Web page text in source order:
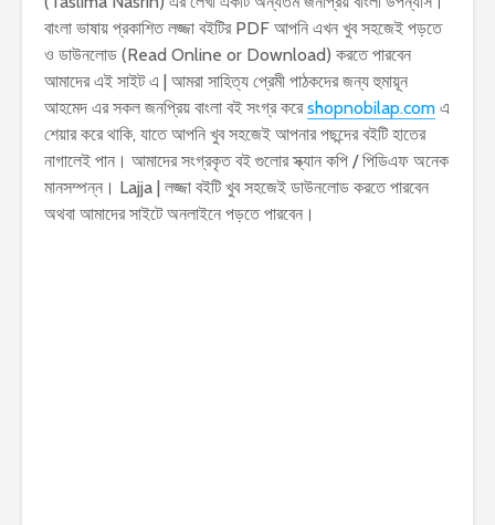
বাংলা ভাষায় প্রকাশিত লজ্জা বইটির PDF আপনি এখন খুব সহজেই পড়তে
ও ডাউনলোড (Read Online or Download) করতে পারবেন
আমাদের এই সাইট এ | আমরা সাহিত্য প্রেমী পাঠকদের জন্য হুমায়ূন
আহমেদ এর সকল জনপ্রিয় বাংলা বই সংগ্র করেshopnobilap.com এ
শেয়ার করে থাকি, যাতে আপনি খুব সহজেই আপনার পছন্দের বইটি হাতের
নাগালেই পান। আমাদের সংগ্রকৃত বই গুলোর স্ক্যান কপি / পিডিএফ অনেক
মানসম্পন্ন। Lajja | লজ্জা বইটি খুব সহজেই ডাউনলোড করতে পারবেন
অথবা আমাদের সাইটে অনলাইনে পড়তে পারবেন।